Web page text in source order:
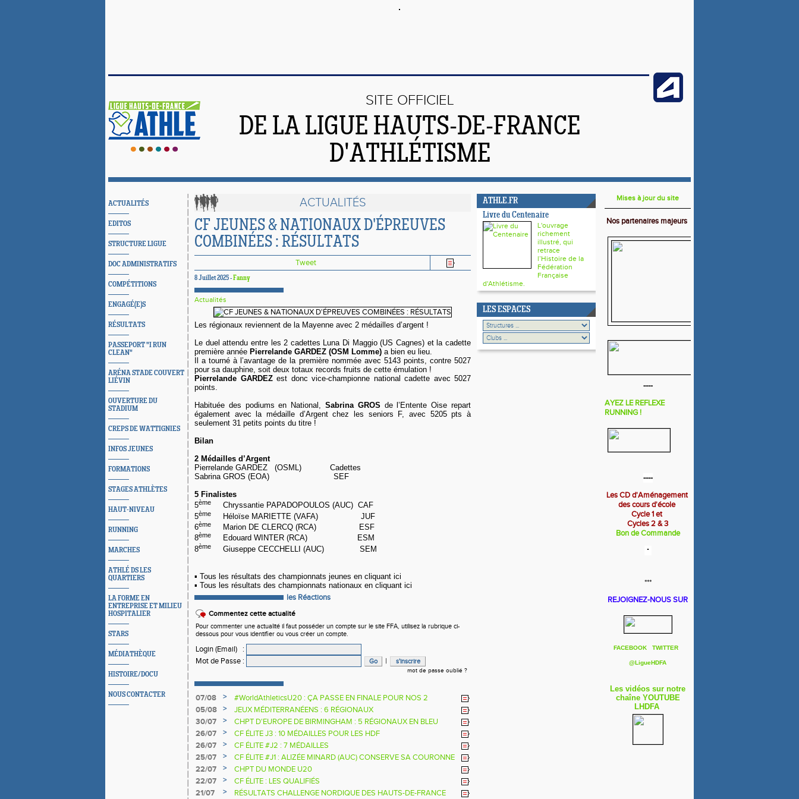
SITE OFFICIEL
DE LA LIGUE HAUTS-DE-FRANCE
D'ATHLÉTISME
ACTUALITÉS
EDITOS
STRUCTURE LIGUE
DOC ADMINISTRATIFS
COMPÉTITIONS
ENGAGÉ(E)S
RÉSULTATS
PASSEPORT "I RUN
CLEAN"
ARÉNA STADE COUVERT
LIÉVIN
OUVERTURE DU
STADIUM
CREPS DE WATTIGNIES
INFOS JEUNES
FORMATIONS
STAGES ATHLÈTES
HAUT-NIVEAU
RUNNING
MARCHES
ATHLÉ DS LES
QUARTIERS
LA FORME EN
ENTREPRISE ET MILIEU
HOSPITALIER
STARS
MÉDIATHÈQUE
HISTOIRE/DOCU
NOUS CONTACTER
ACTUALITÉS
CF JEUNES & NATIONAUX D'ÉPREUVES
COMBINÉES : RÉSULTATS
Tweet
8 Juillet 2025 -Fanny
Actualités
Les régionaux reviennent de la Mayenne avec 2 médailles d’argent !
Le duel attendu entre les 2 cadettes Luna Di Maggio(US Cagnes) et la cadette
première année Pierrelande GARDEZ (OSM Lomme) a bien eu lieu.
Il a tourné à l’avantage de la première nommée avec 5143 points, contre 5027
pour sa dauphine, soit deux totaux records fruits de cette émulation !
Pierrelande GARDEZest donc vice-championne national cadette avec 5027
points.
Habituée des podiums en National, Sabrina GROS de l’Entente Oise repart
également avec la médaille d’Argent chez les seniors F, avec 5205 pts à
seulement 31 petits points du titre !
Bilan
2 Médailles d’Argent
Pierrelande GARDEZ (OSML) Cadettes
Sabrina GROS (EOA) SEF
5 Finalistes
5ème
Chryssantie PAPADOPOULOS (AUC) CAF
5ème
Héloïse MARIETTE (VAFA) JUF
6ème
Marion DE CLERCQ (RCA) ESF
8ème
Edouard WINTER (RCA) ESM
8ème Giuseppe CECCHELLI (AUC) SEM
▪️ Tous les résultats des championnats jeunes en cliquant ici
▪️ Tous les résultats des championnats nationaux en cliquant ici
les Réactions
Commentez cette actualité
Pour commenter une actualité il faut posséder un compte sur le site FFA, utilisez la rubrique ci-
dessous pour vous identifier ou vous créer un compte.
Login (Email)
:
Mot de Passe : |
mot de passe oublié ?
07/08 >
#WorldAthleticsU20 : ÇA PASSE EN FINALE POUR NOS 2
SAUTEURS
05/08 >
JEUX MÉDITERRANÉENS : 6 RÉGIONAUX
30/07
>
CHPT D'EUROPE DE BIRMINGHAM : 5 RÉGIONAUX EN BLEU
26/07
>
CF ÉLITE J3 : 10 MÉDAILLES POUR LES HDF
26/07
>
CF ÉLITE #J2 : 7 MÉDAILLES
25/07
>
CF ÉLITE #J1 : ALIZÉE MINARD (AUC) CONSERVE SA COURONNE
NATIONALE
22/07 >
CHPT DU MONDE U20
22/07
>
CF ÉLITE : LES QUALIFIÉS
21/07
>
RÉSULTATS CHALLENGE NORDIQUE DES HAUTS-DE-FRANCE
ATHLE.FR
Livre du Centenaire
L'ouvrage
richement
illustré, qui
retrace
l’Histoire de la
Fédération
Française
d'Athlétisme.
LES ESPACES
Mises à jour du site
Nos partenaires majeurs
----
AYEZ LE REFLEXE
RUNNING !
----
Les CD d'Aménagement
des cours d'école
Cycle 1 et
Cycles 2 & 3
Bon de Commande
***
REJOIGNEZ-NOUS SUR
FACEBOOK TWITTER
@LigueHDFA
Les vidéos sur notre
chaîne YOUTUBE
LHDFA